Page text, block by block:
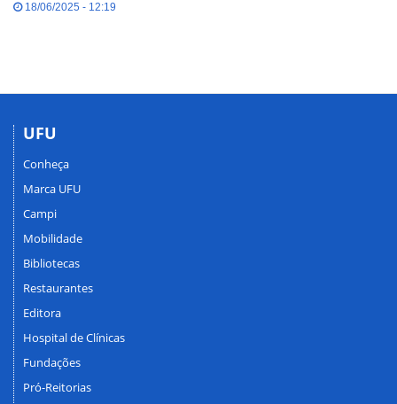
18/06/2025 - 12:19
UFU
Conheça
Marca UFU
Campi
Mobilidade
Bibliotecas
Restaurantes
Editora
Hospital de Clínicas
Fundações
Pró-Reitorias